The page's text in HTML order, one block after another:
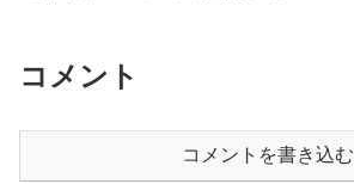
コメント
コメントを書き込む